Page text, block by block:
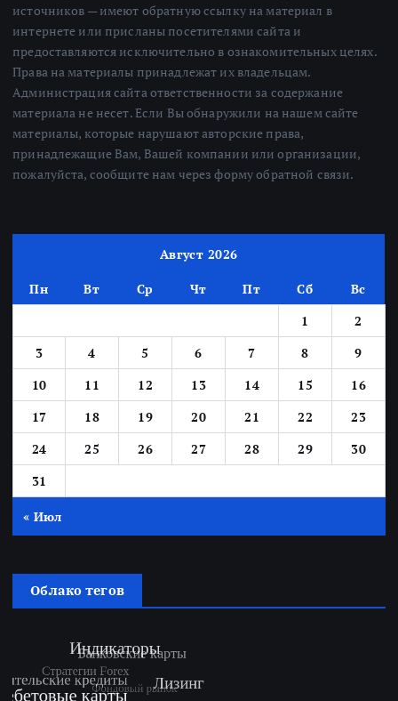
источников — имеют обратную ссылку на материал в
интернете или присланы посетителями сайта и
предоставляются исключительно в ознакомительных целях.
Права на материалы принадлежат их владельцам.
Администрация сайта ответственности за содержание
материала не несет. Если Вы обнаружили на нашем сайте
материалы, которые нарушают авторские права,
принадлежащие Вам, Вашей компании или организации,
пожалуйста, сообщите нам через форму обратной связи.
Август 2026
Пн Вт Ср Чт Пт Сб
Вс
1
2
3
4 5 6 7 8
9
10
11 12 13 14 15
16
17
18 19 20 21 22
23
24
25 26 27 28 29
30
31
« Июл
Облако тегов